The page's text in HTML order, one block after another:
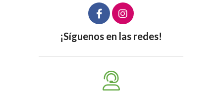
¡Síguenos en las redes!